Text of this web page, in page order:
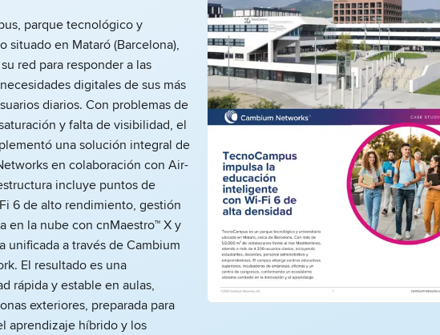
parque tecnológico y
situado en Mataró (Barcelona),
red para responder a las
digitales de sus más
diarios. Con problemas de
y falta de visibilidad, el
una solución integral de
en colaboración con Air-
incluye puntos de
6 de alto rendimiento, gestión
en la nube con cnMaestro™ X y
unificada a través de Cambium
El resultado es una
rápida y estable en aulas,
exteriores, preparada para
aprendizaje híbrido y los